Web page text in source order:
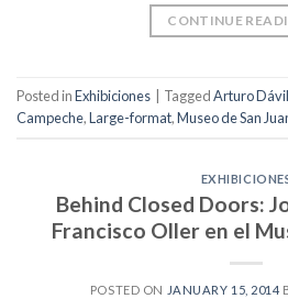
CONTINUE
Posted inExhibiciones TaggedArturo
Campeche,Large-format,Museo de San
Behind Closed Doors:
Francisco Oller en el
POSTED ON JANUARY 15, 2014